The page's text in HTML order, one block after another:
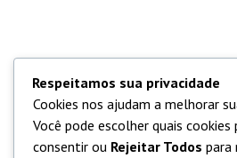
Respeitamos sua privacidade
Cookies nos ajudam a melhorar
Você pode escolher quais
consentir ou Rejeitar Todos para